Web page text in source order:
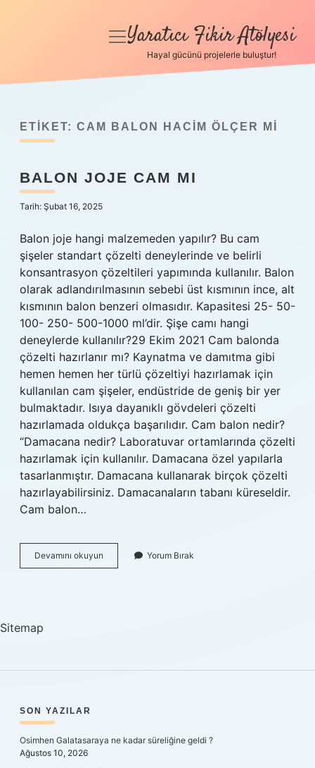
Anasayfa
Yasal Uyarı
Hakkımızda
menüyü
Yaratıcı Fikir Atölyesi
Hayal gücünü projelerle buluştur!
ETIKET: CAM BALON HACIM ÖLÇER MI
BALON JOJE CAM MI
Tarih: Şubat 16, 2025
Balon joje hangi malzemeden yapılır? Bu cam
şişeler standart çözelti deneylerinde ve belirli
konsantrasyon çözeltileri yapımında kullanılır. Balon
olarak adlandırılmasının sebebi üst kısmının ince, alt
kısmının balon benzeri olmasıdır. Kapasitesi 25- 50-
100- 250- 500-1000 ml’dir. Şişe camı hangi
deneylerde kullanılır?29 Ekim 2021 Cam balonda
çözelti hazırlanır mı? Kaynatma ve damıtma gibi
hemen hemen her türlü çözeltiyi hazırlamak için
kullanılan cam şişeler, endüstride de geniş bir yer
bulmaktadır. Isıya dayanıklı gövdeleri çözelti
hazırlamada oldukça başarılıdır. Cam balon nedir?
“Damacana nedir? Laboratuvar ortamlarında çözelti
hazırlamak için kullanılır. Damacana özel yapılarla
tasarlanmıştır. Damacana kullanarak birçok çözelti
hazırlayabilirsiniz. Damacanaların tabanı küreseldir.
Cam balon…
Devamını okuyun
Joje
Yorum Bırak
Sitemap
SIDEBAR
SON YAZILAR
Osimhen Galatasaraya ne kadar süreliğine geldi ?
Ağustos 10, 2026